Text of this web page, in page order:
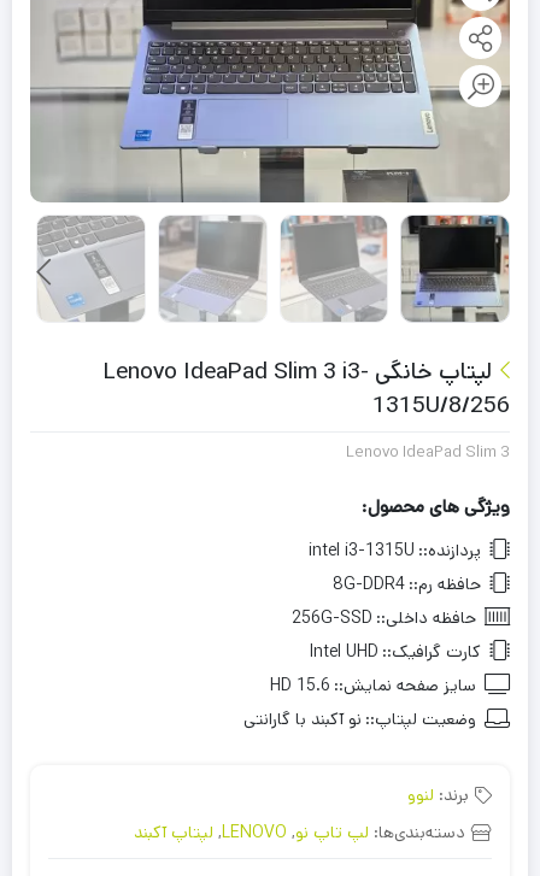
لپتاپ خانگی Lenovo IdeaPad Slim 3 i3-
1315U/8/256
Lenovo IdeaPad Slim 3
ویژگی های محصول:
پردازنده:: intel i3-1315U
حافظه رم:: 8G-DDR4
حافظه داخلی:: 256G-SSD
کارت گرافیک:: Intel UHD
سایز صفحه نمایش:: 15.6 HD
وضعیت لپتاپ:: نو آکبند با گارانتی
برند: لنوو
دسته‌بندی‌ها: لپ تاپ نو,
LENOVO
, لپتاپ آکبند